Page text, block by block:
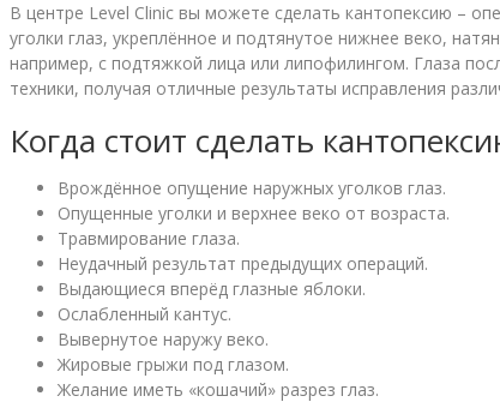
В центре Level Clinic вы можете сделать кантопексию –
уголки глаз, укреплённое и подтянутое нижнее веко,
например, с подтяжкой лица или липофилингом. Глаза
техники, получая отличные результаты исправления
Когда стоит сделать
Врождённое опущение наружных уголков глаз.
Опущенные уголки и верхнее веко от возраста.
Травмирование глаза.
Неудачный результат предыдущих операций.
Выдающиеся вперёд глазные яблоки.
Ослабленный кантус.
Вывернутое наружу веко.
Жировые грыжи под глазом.
Желание иметь «кошачий» разрез глаз.